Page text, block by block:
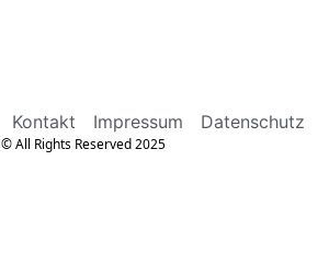
Kontakt Impressum Datenschutz
© All Rights Reserved 2025